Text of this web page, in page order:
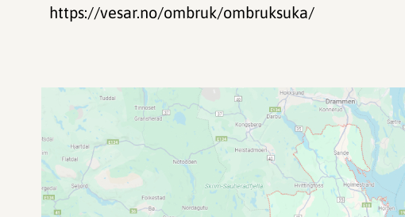
https://vesar.no/ombruk/ombruksuka/